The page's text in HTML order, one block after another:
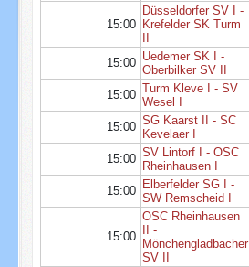
15:00
Düsseldorfer SV I -
Krefelder SK Turm
II
15:00 Uedemer SK I -
Oberbilker SV II
15:00 Turm Kleve I - SV
Wesel I
15:00 SG Kaarst II - SC
Kevelaer I
15:00 SV Lintorf I - OSC
Rheinhausen I
15:00 Elberfelder SG I -
SW Remscheid I
15:00
OSC Rheinhausen
II -
Mönchengladbacher
SV II